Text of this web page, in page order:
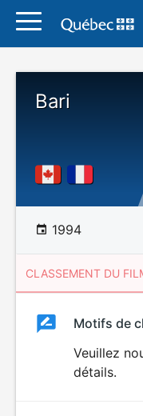
Bari
1994
CLASSEMENT DU
Classement
Motifs de
Veuillez
détails.